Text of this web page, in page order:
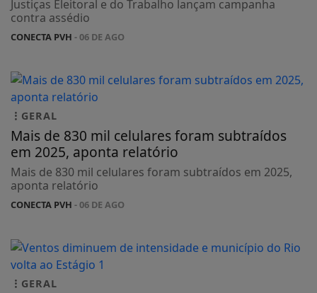
Justiças Eleitoral e do Trabalho lançam campanha
contra assédio
CONECTA PVH - 06 DE AGO
GERAL
Mais de 830 mil celulares foram subtraídos
em 2025, aponta relatório
Mais de 830 mil celulares foram subtraídos em 2025,
aponta relatório
CONECTA PVH - 06 DE AGO
GERAL